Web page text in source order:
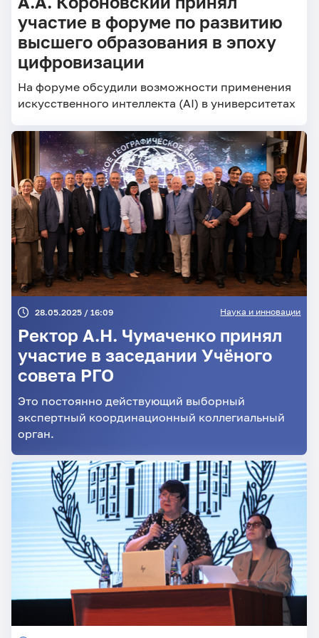
участие в форуме по развитию
высшего образования в эпоху
цифровизации
На форуме обсудили возможности применения
искусственного интеллекта (AI) в университетах
28.05.2025 / 16:09 Наука и инновации
Ректор А.Н. Чумаченко принял
участие в заседании Учёного
совета РГО
Это постоянно действующий выборный
экспертный координационный коллегиальный
орган.